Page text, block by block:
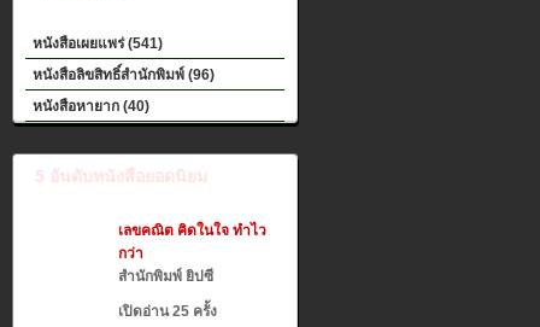
หนังสือเผยแพร่ (541)
หนังสือลิขสิทธิ์สำนักพิมพ์ (96)
หนังสือหายาก (40)
5 อันดับหนังสือยอดนิยม
เลขคณิต คิดในใจ ทำไว
กว่า
สำนักพิมพ์ ยิปซี
เปิดอ่าน 25 ครั้ง